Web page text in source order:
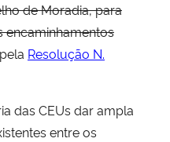
de Moradia, para
encaminhamentos
Resolução N.
das CEUs dar ampla
entre os